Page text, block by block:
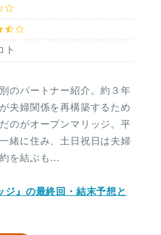
ト
のパートナー紹介。約３年
夫婦関係を再構築するため
のがオープンマリッジ。平
緒に住み、土日祝日は夫婦
を結ぶも…
ジ』の最終回・結末予想と